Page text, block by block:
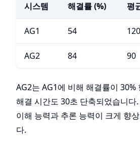
시스템 해결률 (%) 평
AG1 54 120
AG2 84 90
AG2는 AG1에 비해 해결률이 30%
해결 시간도 30초 단축되었습니다
이해 능력과 추론 능력이 크게 향
다.